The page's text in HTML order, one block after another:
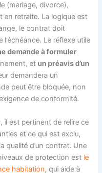
(mariage, divorce),
en retraite. La logique est
le contrat doit
Le réflexe utile
demande à formuler
et un préavis d’un
demandera un
peut être bloquée, non
de conformité.
il est pertinent de relire ce
et ce qui est exclu,
qualité d’un contrat. Une
de protection est le
habitation, qui aide à